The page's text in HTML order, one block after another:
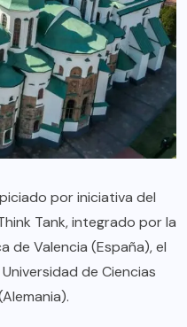
por iniciativa del
Tank, integrado por la
de Valencia (España), el
de Ciencias